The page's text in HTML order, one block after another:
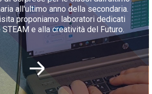
all'ultimo anno della secondaria.
proponiamo laboratori dedicati
e alla creatività del Futuro.